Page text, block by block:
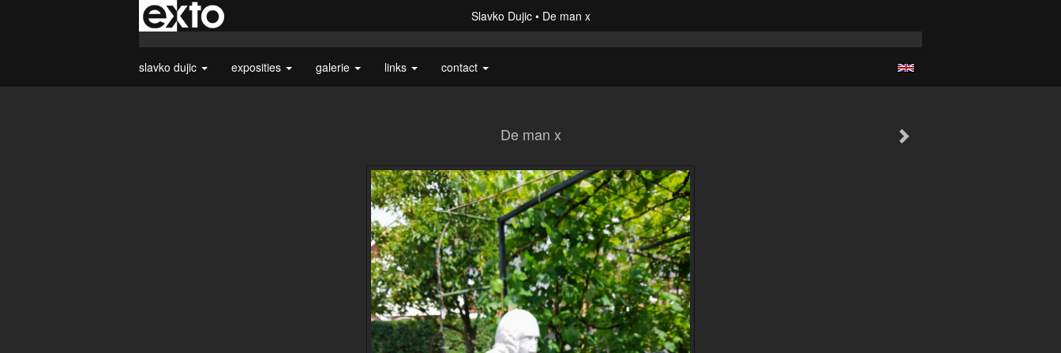
Slavko Dujic De man x
slavko dujic exposities galerie links contact
De man x